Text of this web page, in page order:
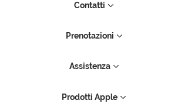
Contatti
Prenotazioni
Assistenza
Prodotti Apple